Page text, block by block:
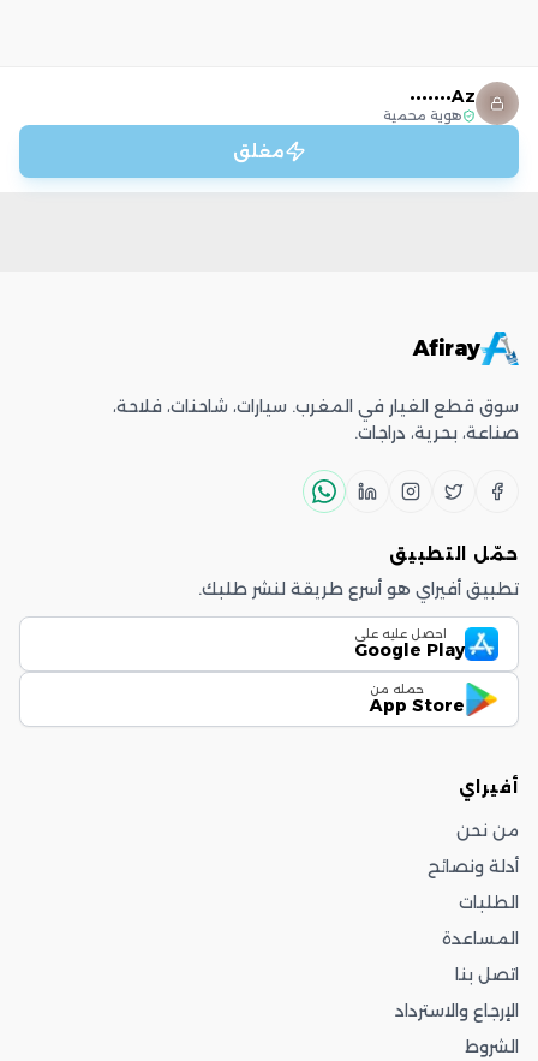
Az•••••••
هوية محمية
مغلق
Afiray
سوق قطع الغيار في المغرب. سيارات، شاحنات، فلاحة،
صناعة، بحرية، دراجات.
حمّل التطبيق
تطبيق أفيراي هو أسرع طريقة لنشر طلبك.
احصل عليه على
Google Play
حمله من
App Store
أفيراي
من نحن
أدلة ونصائح
الطلبات
المساعدة
اتصل بنا
الإرجاع والاسترداد
الشروط